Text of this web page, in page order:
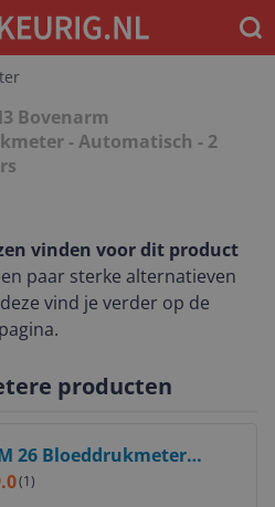
Bovenarm
- Automatisch - 2
vinden voor dit product
paar sterke alternatieven
vind je verder op de
pagina.
producten
26 Bloeddrukmeter
- 5 Jaar garantie
(1)